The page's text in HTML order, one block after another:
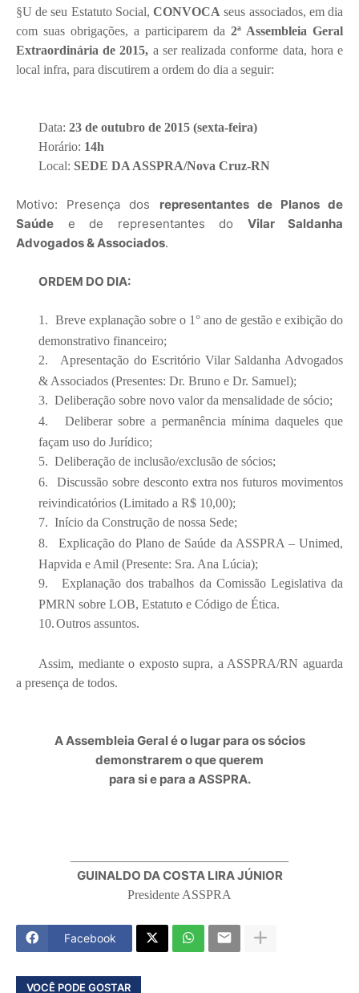
§U de seu Estatuto Social,CONVOCA seus associados, em dia
com suas obrigações, a participarem da 2ª Assembleia Geral
Extraordinária de 2015, a ser realizada conforme data, hora e
local infra, para discutirem a ordem do dia a seguir:
Data:23 de outubro de 2015 (sexta-feira)
Horário: 14h
Local: SEDE DA ASSPRA/Nova Cruz-RN
Motivo: Presença dos representantes de Planos de
Saúde e de representantes do Vilar Saldanha
Advogados & Associados.
ORDEM DO DIA:
1. Breve explanação sobre o 1° ano de gestão e exibição do
demonstrativo financeiro;
2.
Apresentação do Escritório Vilar Saldanha Advogados
& Associados (Presentes: Dr. Bruno e Dr. Samuel);
3. Deliberação sobre novo valor da mensalidade de sócio;
4.
Deliberar sobre a permanência mínima daqueles que
façam uso do Jurídico;
5. Deliberação de inclusão/exclusão de sócios;
6.
Discussão sobre desconto extra nos futuros movimentos
reivindicatórios (Limitado a R$ 10,00);
7. Início da Construção de nossa Sede;
8.
Explicação do Plano de Saúde da ASSPRA – Unimed,
Hapvida e Amil (Presente: Sra. Ana Lúcia);
9.
Explanação dos trabalhos da Comissão Legislativa da
PMRN sobre LOB, Estatuto e Código de Ética.
10.Outros assuntos.
Assim, mediante o exposto supra, a ASSPRA/RN aguarda
a presença de todos.
A Assembleia Geral é o lugar para os sócios
demonstrarem o que querem
para si e para a ASSPRA.
GUINALDO DA COSTA LIRA JÚNIOR
Presidente ASSPRA
Facebook
VOCÊ PODE GOSTAR